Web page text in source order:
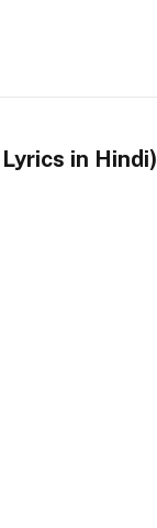
Lyrics in Hindi)